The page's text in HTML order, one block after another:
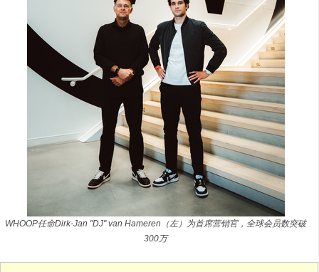
WHOOP任命Dirk-Jan "DJ" van Hameren（左）为首席营销官，全球会员数突破
300万